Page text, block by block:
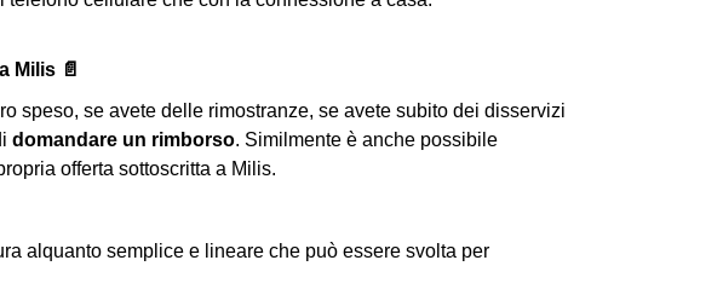
Milis 📄
speso, se avete delle rimostranze, se avete subito dei disservizi
domandare un rimborso. Similmente è anche possibile
offerta sottoscritta a Milis.
alquanto semplice e lineare che può essere svolta per